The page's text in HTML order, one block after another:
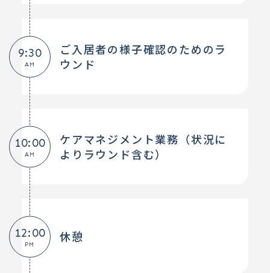
9:30
AM
ご入居者の様子確認のためのラ
ウンド
10:00
AM
ケアマネジメント業務（状況に
よりラウンド含む）
12:00
PM 休憩